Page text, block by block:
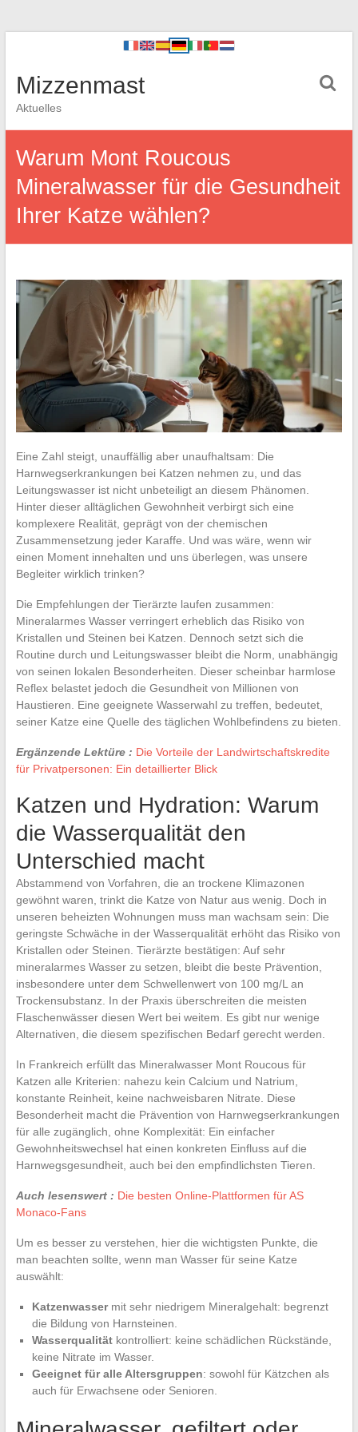
Mizzenmast
Aktuelles
Warum Mont Roucous
Mineralwasser für die Gesundheit
Ihrer Katze wählen?
Eine Zahl steigt, unauffällig aber unaufhaltsam: Die
Harnwegserkrankungen bei Katzen nehmen zu, und das
Leitungswasser ist nicht unbeteiligt an diesem Phänomen.
Hinter dieser alltäglichen Gewohnheit verbirgt sich eine
komplexere Realität, geprägt von der chemischen
Zusammensetzung jeder Karaffe. Und was wäre, wenn wir
einen Moment innehalten und uns überlegen, was unsere
Begleiter wirklich trinken?
Die Empfehlungen der Tierärzte laufen zusammen:
Mineralarmes Wasser verringert erheblich das Risiko von
Kristallen und Steinen bei Katzen. Dennoch setzt sich die
Routine durch und Leitungswasser bleibt die Norm, unabhängig
von seinen lokalen Besonderheiten. Dieser scheinbar harmlose
Reflex belastet jedoch die Gesundheit von Millionen von
Haustieren. Eine geeignete Wasserwahl zu treffen, bedeutet,
seiner Katze eine Quelle des täglichen Wohlbefindens zu bieten.
Ergänzende Lektüre : Die Vorteile der Landwirtschaftskredite
für Privatpersonen: Ein detaillierter Blick
Katzen und Hydration: Warum
die Wasserqualität den
Unterschied macht
Abstammend von Vorfahren, die an trockene Klimazonen
gewöhnt waren, trinkt die Katze von Natur aus wenig. Doch in
unseren beheizten Wohnungen muss man wachsam sein: Die
geringste Schwäche in der Wasserqualität erhöht das Risiko von
Kristallen oder Steinen. Tierärzte bestätigen: Auf sehr
mineralarmes Wasser zu setzen, bleibt die beste Prävention,
insbesondere unter dem Schwellenwert von 100 mg/L an
Trockensubstanz. In der Praxis überschreiten die meisten
Flaschenwässer diesen Wert bei weitem. Es gibt nur wenige
Alternativen, die diesem spezifischen Bedarf gerecht werden.
In Frankreich erfüllt das Mineralwasser Mont Roucous für
Katzen alle Kriterien: nahezu kein Calcium und Natrium,
konstante Reinheit, keine nachweisbaren Nitrate. Diese
Besonderheit macht die Prävention von Harnwegserkrankungen
für alle zugänglich, ohne Komplexität: Ein einfacher
Gewohnheitswechsel hat einen konkreten Einfluss auf die
Harnwegsgesundheit, auch bei den empfindlichsten Tieren.
Auch lesenswert : Die besten Online-Plattformen für AS
Monaco-Fans
Um es besser zu verstehen, hier die wichtigsten Punkte, die
man beachten sollte, wenn man Wasser für seine Katze
auswählt:
Katzenwassermit sehr niedrigem Mineralgehalt: begrenzt
die Bildung von Harnsteinen.
Wasserqualitätkontrolliert: keine schädlichen Rückstände,
keine Nitrate im Wasser.
Geeignet für alle Altersgruppen: sowohl für Kätzchen als
auch für Erwachsene oder Senioren.